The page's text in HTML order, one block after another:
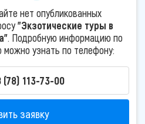
нет опубликованных
"Экзотические туры в
. Подробную информацию по
узнать по телефону:
(78) 113-73-00
заявку